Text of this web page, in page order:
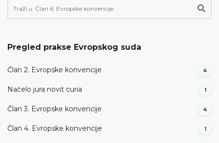
Pregled prakse Evropskog suda
Član 2. Evropske konvencije 4
Načelo jura novit curia 1
Član 3. Evropske konvencije 4
Član 4. Evropske konvencije 1